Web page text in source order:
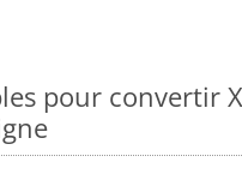
pour convertir